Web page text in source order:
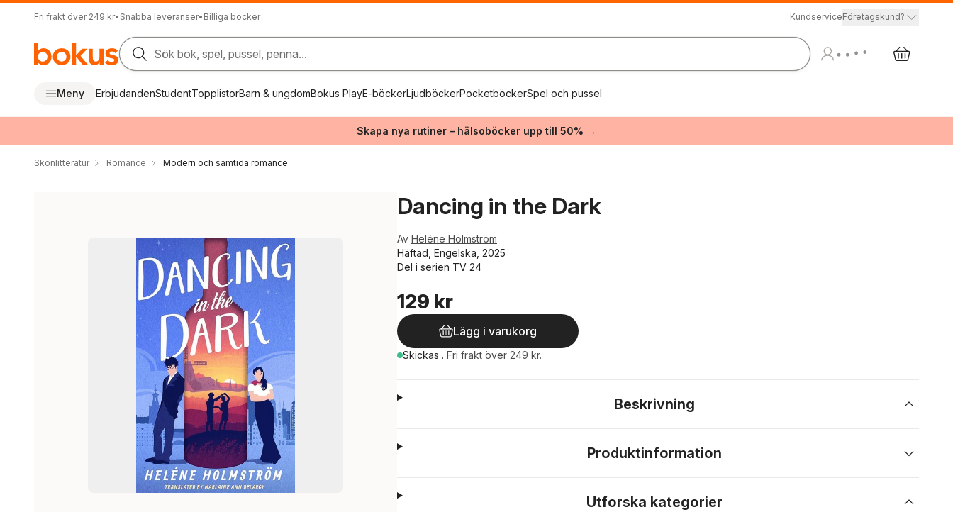
Fri frakt över 249 kr• Snabba leveranser• Billiga böcker KundserviceFöretagskund?
Sök bok, spel, pussel, penna...
Meny ErbjudandenStudentTopplistorBarn & ungdomBokus PlayE-böckerLjudböckerPocketböckerSpel och pussel
Skapa nya rutiner – hälsoböcker upp till 50% →
Skönlitteratur Romance Modern och samtida romance
Dancing in the Dark
Av Heléne Holmström
Häftad, Engelska, 2025
Del i serien TV 24
129 kr
Lägg i varukorg
Skickas . Fri frakt över 249 kr.
Beskrivning
Produktinformation
Utforska kategorier